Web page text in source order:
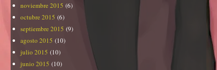
noviembre 2015 (6)
octubre 2015 (6)
septiembre 2015 (9)
agosto 2015 (10)
julio 2015 (10)
junio 2015 (10)